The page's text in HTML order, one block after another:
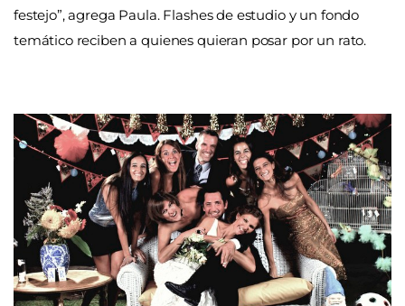
festejo”, agrega Paula. Flashes de estudio y un fondo
temático reciben a quienes quieran posar por un rato.